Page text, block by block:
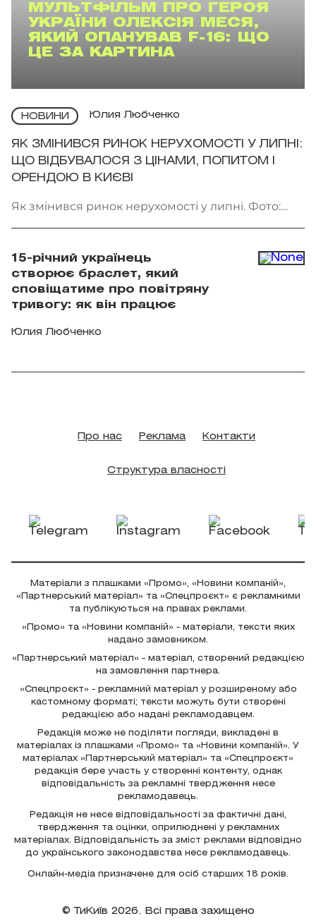
МУЛЬТФІЛЬМ ПРО ГЕРОЯ
УКРАЇНИ ОЛЕКСІЯ МЕСЯ,
ЯКИЙ ОПАНУВАВ F-16: ЩО
ЦЕ ЗА КАРТИНА
НОВИНИ Юлия Любченко
ЯК ЗМІНИВСЯ РИНОК НЕРУХОМОСТІ У ЛИПНІ:
ЩО ВІДБУВАЛОСЯ З ЦІНАМИ, ПОПИТОМ І
ОРЕНДОЮ В КИЄВІ
Як змінився ринок нерухомості у липні. Фото:
15-річний українець
створює браслет, який
сповіщатиме про повітряну
тривогу: як він працює
Юлия Любченко
Про нас Реклама Контакти
Структура власності
Матеріали з плашками «Промо», «Новини компаній»,
«Партнерський матеріал» та «Спецпроєкт» є рекламними
та публікуються на правах реклами.
«Промо» та «Новини компаній» - матеріали, тексти яких
надано замовником.
«Партнерський матеріал» - матеріал, створений редакцією
на замовлення партнера.
«Спецпроєкт» - рекламний матеріал у розширеному або
кастомному форматі; тексти можуть бути створені
редакцією або надані рекламодавцем.
Редакція може не поділяти погляди, викладені в
матеріалах із плашками «Промо» та «Новини компаній». У
матеріалах «Партнерський матеріал» та «Спецпроєкт»
редакція бере участь у створенні контенту, однак
відповідальність за рекламні твердження несе
рекламодавець.
Редакція не несе відповідальності за фактичні дані,
твердження та оцінки, оприлюднені у рекламних
матеріалах. Відповідальність за зміст реклами відповідно
до українського законодавства несе рекламодавець.
Онлайн-медіа призначене для осіб старших 18 років.
© ТиКиїв 2026. Всі права захищено